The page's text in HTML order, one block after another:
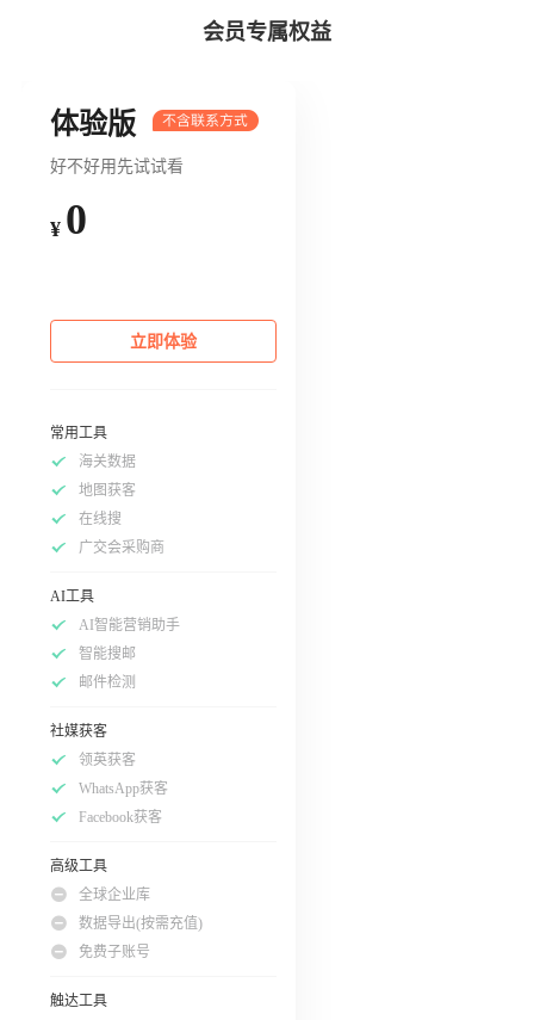
会员专属权益
体验版
好不好用先试试看
¥ 0
立即体验
常用工具
海关数据
地图获客
在线搜
广交会采购商
AI工具
AI智能营销助手
智能搜邮
邮件检测
社媒获客
领英获客
WhatsApp获客
Facebook获客
高级工具
全球企业库
数据导出(按需充值)
免费子账号
触达工具